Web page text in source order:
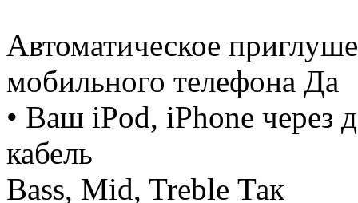
Автоматическое
мобильного телефона Да
• Ваш iPod, iPhone через
кабель
Bass, Mid, Treble Так